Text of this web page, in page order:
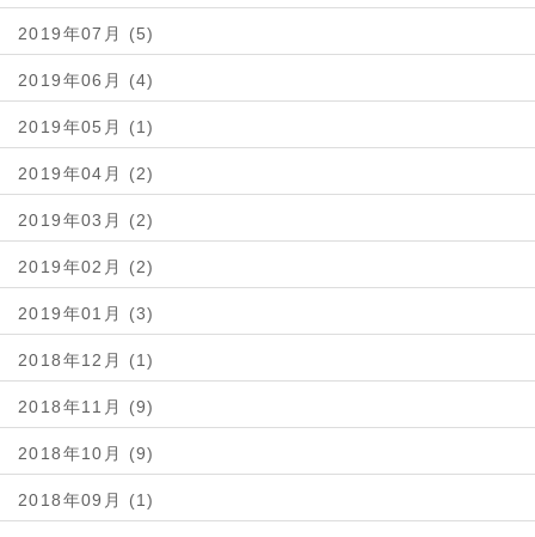
2019年07月 (5)
2019年06月 (4)
2019年05月 (1)
2019年04月 (2)
2019年03月 (2)
2019年02月 (2)
2019年01月 (3)
2018年12月 (1)
2018年11月 (9)
2018年10月 (9)
2018年09月 (1)